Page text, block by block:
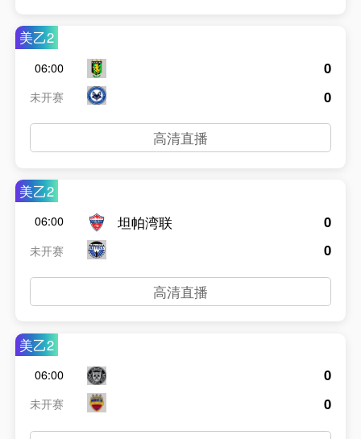
美乙2
06:00
未开赛
0
0
高清直播
美乙2
06:00
未开赛
坦帕湾联
0
0
高清直播
美乙2
06:00
未开赛
0
0